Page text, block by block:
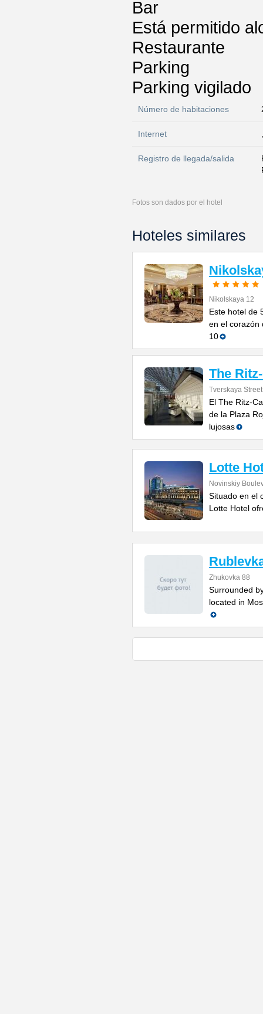
Bar
Está permitido
Restaurante
Parking
Parking vigilado
Número de habitaciones
Internet
Registro de llegada/salida
Fotos son dados por el hotel
Hoteles similares
Nikolskaya 12
Este hotel de
en el corazón
10
The
Tverskaya
El The Ritz-
de la Plaza
lujosas
Lotte
Novinskiy
Situado en el
Lotte Hotel
Zhukovka 88
Surrounded
located in